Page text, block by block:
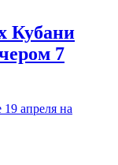
Кубани
7